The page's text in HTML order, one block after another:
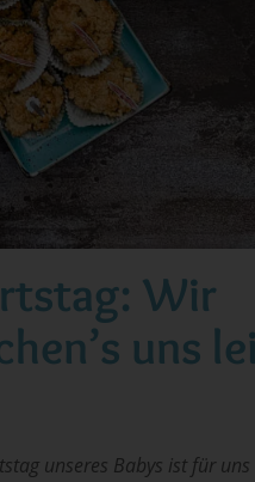
Wir
uns
unseres Babys ist für